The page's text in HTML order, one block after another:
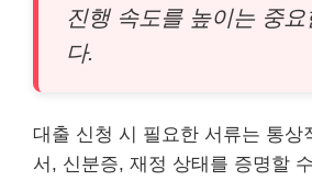
진행 속도를 높이는 중
다.
대출 신청 시 필요한 서류는 통상
서, 신분증, 재정 상태를 증명할